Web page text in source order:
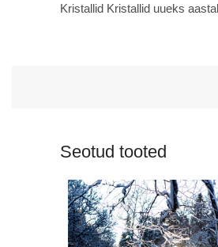
Kristallid Kristallid uueks
Seotud tooted